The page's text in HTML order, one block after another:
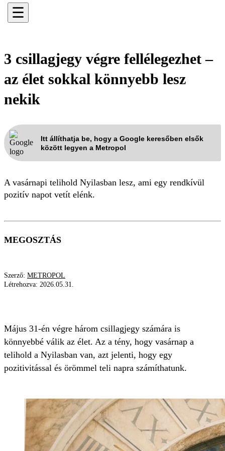
☰
3 csillagjegy végre fellélegezhet –
az élet sokkal könnyebb lesz
nekik
Itt állíthatja be, hogy a Google keresőben elsők
között legyen a Metropol
A vasárnapi telihold Nyilasban lesz, ami egy rendkívül
pozitív napot vetít elénk.
MEGOSZTÁS
Szerző: METROPOL
Létrehozva: 2026.05.31.
Május 31-én végre három csillagjegy számára is
könnyebbé válik az élet. Az a tény, hogy vasárnap a
telihold a Nyilasban van, azt jelenti, hogy egy
pozitivitással és örömmel teli napra számíthatunk.